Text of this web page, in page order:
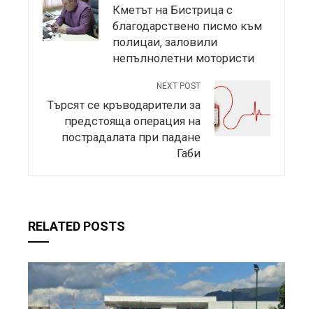
Кметът на Бистрица с
благодарствено писмо към
полицаи, заловили
непълнолетни мотористи
NEXT POST
Търсят се кръводарители за
предстояща операция на
пострадалата при падане
Габи
RELATED POSTS